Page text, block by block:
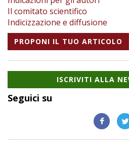
Il comitato scientifico
Indicizzazione e diffusione
PROPONI IL TUO ARTICOLO
ISCRIVITI ALLA
Seguici su